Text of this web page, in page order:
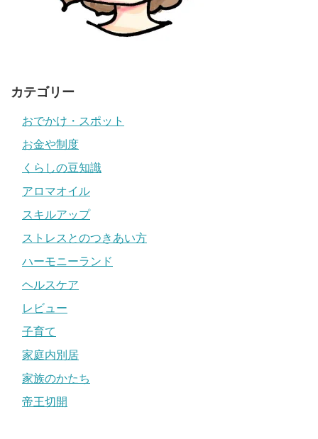
カテゴリー
おでかけ・スポット
お金や制度
くらしの豆知識
アロマオイル
スキルアップ
ストレスとのつきあい方
ハーモニーランド
ヘルスケア
レビュー
子育て
家庭内別居
家族のかたち
帝王切開